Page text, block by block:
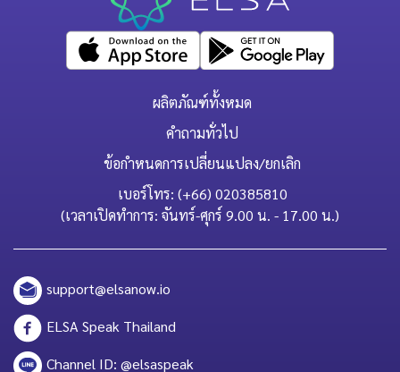
ผลิตภัณฑ์ทั้งหมด
คำถามทั่วไป
ข้อกำหนดการเปลี่ยนแปลง/ยกเลิก
เบอร์โทร: (+66) 020385810
(เวลาเปิดทำการ: จันทร์-ศุกร์ 9.00 น. - 17.00 น.)
support@elsanow.io
ELSA Speak Thailand
Channel ID: @elsaspeak